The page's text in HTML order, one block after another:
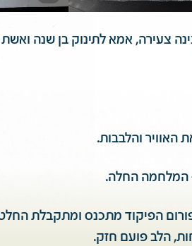
צעירה, אמא לתינוק בן שנה ואשת
המלחמה החלה.
הפיקוד מתכנס ומתקבלת החלטה
הלב פועם חזק.